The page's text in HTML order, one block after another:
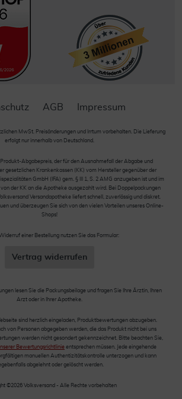
AGB Impressum
MwSt. Preisänderungen und Irrtum vorbehalten. Die Lieferung
erfolgt nur innerhalb von Deutschland.
Abgabepreis, der für den Ausnahmefall der Abgabe und
gesetzlichen Krankenkassen (KK) vom Hersteller gegenüber der
GmbH (IFA) gem. § III 1, S. 2 AMG anzugeben ist und im
der KK an die Apotheke ausgezahlt wird. Bei Doppelpackungen
Versandapotheke liefert schnell, zuverlässig und diskret.
und überzeugen Sie sich von den vielen Vorteilen unseres Online-
Shops!
einer Bestellung nutzen Sie das Formular:
Vertrag widerrufen
lesen Sie die Packungsbeilage und fragen Sie Ihre Ärztin, Ihren
Arzt oder in Ihrer Apotheke.
sind herzlich eingeladen, Produktbewertungen abzugeben.
von Personen abgegeben werden, die das Produkt nicht bei uns
werden nicht gesondert gekennzeichnet. Bitte beachten Sie,
Bewertungsrichtlinie entsprechen müssen. Jede eingehende
manuellen Authentizitätskontrolle unterzogen und kann
abgelehnt oder gelöscht werden.
©2026 Volksversand - Alle Rechte vorbehalten